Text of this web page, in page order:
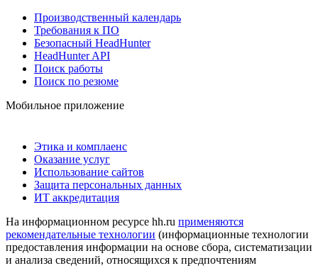
Производственный календарь
Требования к ПО
Безопасный HeadHunter
HeadHunter API
Поиск работы
Поиск по резюме
Мобильное приложение
Этика и комплаенс
Оказание услуг
Использование сайтов
Защита персональных данных
ИТ аккредитация
На информационном ресурсе hh.ru применяются
рекомендательные технологии (информационные технологии
предоставления информации на основе сбора, систематизации
и анализа сведений, относящихся к предпочтениям